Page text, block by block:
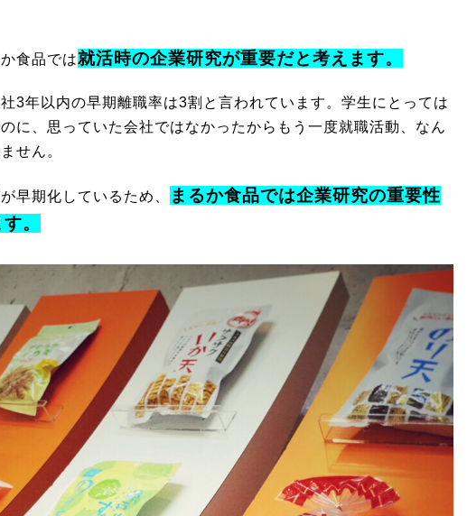
食品では就活時の企業研究が重要だと考えます。
3年以内の早期離職率は3割と言われています。学生にとっては
に、思っていた会社ではなかったからもう一度就職活動、なん
せん。
早期化しているため、
まるか食品では企業研究の重要性
。